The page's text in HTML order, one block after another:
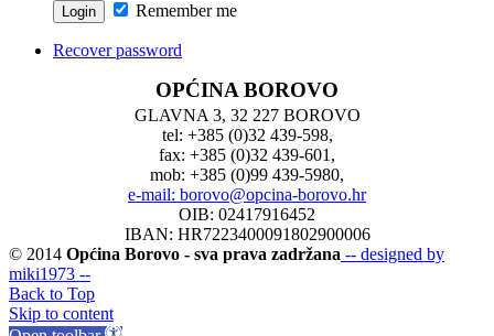
Remember me
Recover password
OPĆINA BOROVO
GLAVNA 3, 32 227 BOROVO
tel: +385 (0)32 439-598,
fax: +385 (0)32 439-601,
mob: +385 (0)99 439-5980,
e-mail: borovo@opcina-borovo.hr
OIB: 02417916452
IBAN: HR7223400091802900006
© 2014 Općina Borovo - sva prava zadržana -- designed by
miki1973 --
Back to Top
Skip to content